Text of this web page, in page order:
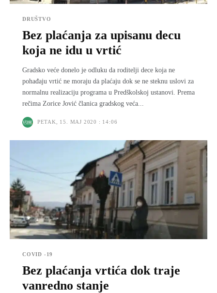
DRUŠTVO
Bez plaćanja za upisanu decu
koja ne idu u vrtić
Gradsko veće donelo je odluku da roditelјi dece koja ne
pohađaju vrtić ne moraju da plaćaju dok se ne steknu uslovi za
normalnu realizaciju programa u Predškolskoj ustanovi. Prema
rečima Zorice Jović članica gradskog veća...
PETAK, 15. MAJ 2020 : 14:06
COVID -19
Bez plaćanja vrtića dok traje
vanredno stanje